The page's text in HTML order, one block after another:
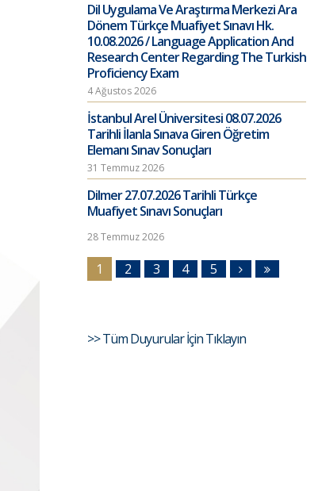
Dil Uygulama Ve Araştırma Merkezi Ara
Dönem Türkçe Muafiyet Sınavı Hk.
10.08.2026 / Language Application And
Research Center Regarding The Turkish
Proficiency Exam
4 Ağustos 2026
İstanbul Arel Üniversitesi 08.07.2026
Tarihli İlanla Sınava Giren Öğretim
Elemanı Sınav Sonuçları
31 Temmuz 2026
Dilmer 27.07.2026 Tarihli Türkçe
Muafiyet Sınavı Sonuçları
28 Temmuz 2026
1 2 3 4 5
>> Tüm Duyurular İçin Tıklayın